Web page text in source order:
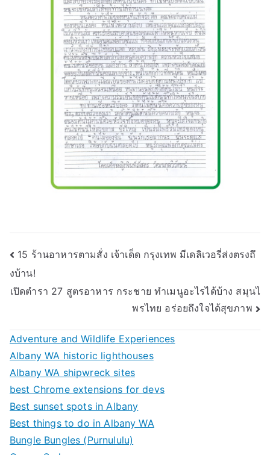
Post
navigation
15 ร้านอาหารตามสั่ง เจ้าเด็ด กรุงเทพ มีเดลิเวอรี่ส่งตรงถึ
งบ้าน!
เปิดตำรา 27 สูตรอาหาร กระชาย ทำเมนูอะไรได้บ้าง สมุนไ
พรไทย อร่อยถึงใจได้สุขภาพ
Adventure and Wildlife Experiences
Albany WA historic lighthouses
Albany WA shipwreck sites
best Chrome extensions for devs
Best sunset spots in Albany
Best things to do in Albany WA
Bungle Bungles (Purnululu)